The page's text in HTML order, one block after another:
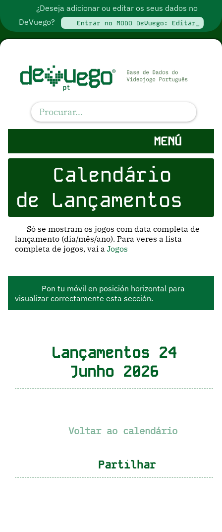
¿Deseja adicionar ou editar os seus dados no
DeVuego?
Entrar no MODO DeVuego: Editar_
MENÚ
Calendário
de Lançamentos
Só se mostram os jogos com data completa de
lançamento (dia/mês/ano). Para veres a lista
completa de jogos, vai aJogos
Pon tu móvil en posición horizontal para
visualizar correctamente esta sección.
Lançamentos 24
Junho 2026
Voltar ao calendário
Partilhar